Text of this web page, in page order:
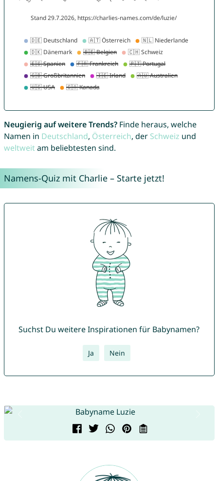
Neugierig auf weitere Trends?Finde heraus, welche
Namen in Deutschland, Österreich, der Schweiz und
weltweitam beliebtesten sind.
Namens-Quiz mit Charlie – Starte jetzt!
Suchst Du weitere Inspirationen für Babynamen?
Ja Nein